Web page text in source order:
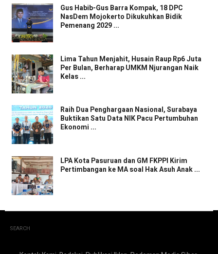
Gus Habib-Gus Barra Kompak, 18 DPC
NasDem Mojokerto Dikukuhkan Bidik
Pemenang 2029 ...
Lima Tahun Menjahit, Husain Raup Rp6 Juta
Per Bulan, Berharap UMKM Njurangan Naik
Kelas ...
Raih Dua Penghargaan Nasional, Surabaya
Buktikan Satu Data NIK Pacu Pertumbuhan
Ekonomi ...
LPA Kota Pasuruan dan GM FKPPI Kirim
Pertimbangan ke MA soal Hak Asuh Anak ...
SEARCH